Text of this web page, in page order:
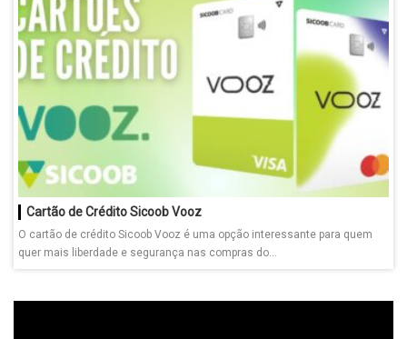
Cartão de Crédito Sicoob Vooz
O cartão de crédito Sicoob Vooz é uma opção interessante para quem
quer mais liberdade e segurança nas compras do...